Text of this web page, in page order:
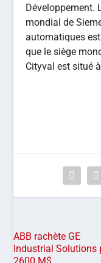
Développement.
mondial de
automatiques
que le siège
Cityval est situé
ABB rachète GE
Industrial Solutions